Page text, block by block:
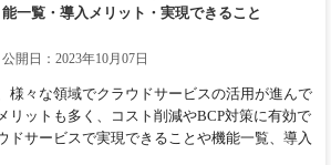
能一覧・導入メリット・実現できること
公開日：2023年10月07日
様々な領域でクラウドサービスの活用が進んで
リットも多く、コスト削減やBCP対策に有効で
ドサービスで実現できることや機能一覧、導入